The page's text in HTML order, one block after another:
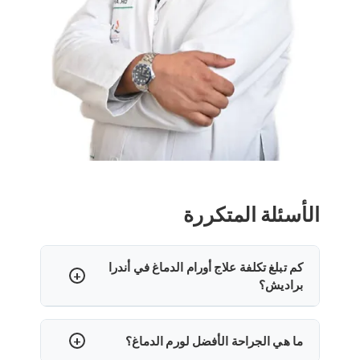
الأسئلة المتكررة
كم تبلغ تكلفة علاج أورام الدماغ في أندرا
براديش؟
علاج أورام الدماغ في ولاية أندرا براديشيقدم خيارات
علاجية ميسورة التكلفة بتكاليف متفاوتة بناء على تعقيد
ما هي الجراحة الأفضل لورم الدماغ؟